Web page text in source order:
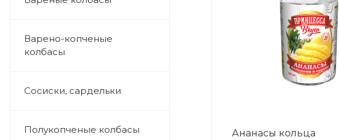
Варено-копченые
колбасы
Сосиски, сардельки
Полукопченые колбасы Ананасы кольца